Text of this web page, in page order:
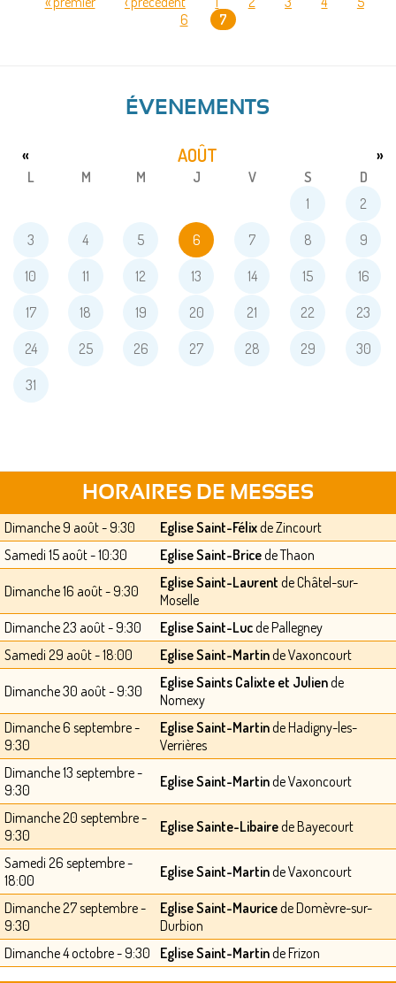
6
7
ÉVENEMENTS
AOÛT
« »
L M M J V S
D
1
2
3 4 5 6 7 8 9
10 11 12 13 14 15 16
17 18 19 20 21 22 23
24 25 26 27 28 29 30
31
HORAIRES DE MESSES
Dimanche 9 août - 9:30 Eglise Saint-Félixde Zincourt
Samedi 15 août - 10:30
Eglise Saint-Bricede Thaon
Dimanche 16 août - 9:30 Eglise Saint-Laurent de Châtel-sur-
Moselle
Dimanche 23 août - 9:30
Eglise Saint-Lucde Pallegney
Samedi 29 août - 18:00
Eglise Saint-Martinde Vaxoncourt
Dimanche 30 août - 9:30 Eglise Saints Calixte et Juliende
Nomexy
Dimanche 6 septembre -
9:30
Eglise Saint-Martinde Hadigny-les-
Verrières
Dimanche 13 septembre -
9:30
Eglise Saint-Martinde Vaxoncourt
Dimanche 20 septembre -
9:30
Eglise Sainte-Libairede Bayecourt
Samedi 26 septembre -
18:00
Eglise Saint-Martinde Vaxoncourt
Dimanche 27 septembre -
9:30
Eglise Saint-Mauricede Domèvre-sur-
Durbion
Dimanche 4 octobre - 9:30
Eglise Saint-Martinde Frizon